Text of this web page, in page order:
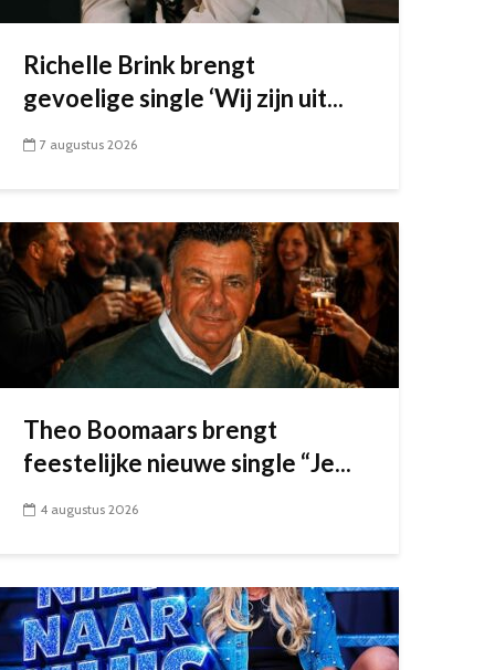
Richelle Brink brengt
gevoelige single ‘Wij zijn uit...
7 augustus 2026
Theo Boomaars brengt
feestelijke nieuwe single “Je...
4 augustus 2026